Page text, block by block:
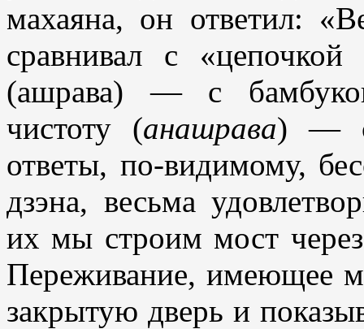
махаяна, он ответил:
сравнивал с
(ашрава) — с
чистоту (анашрава) — с
ответы, по-видимому,
дзэна, весьма
их мы строим мост через
Переживание, имеющее
закрытую дверь и